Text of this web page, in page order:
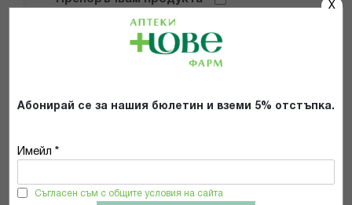
X
Абонирай се за нашия бюлетин и вземи 5% отстъпка.
Имейл *
Съгласен съм с общите условия на сайта
Прочетох и се съгласявам с
Общите условия и политиката за